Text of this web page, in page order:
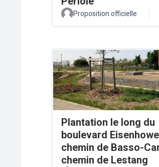
Proposition officielle
Plantation le long du
boulevard
chemin de Basso-
chemin de Lestang